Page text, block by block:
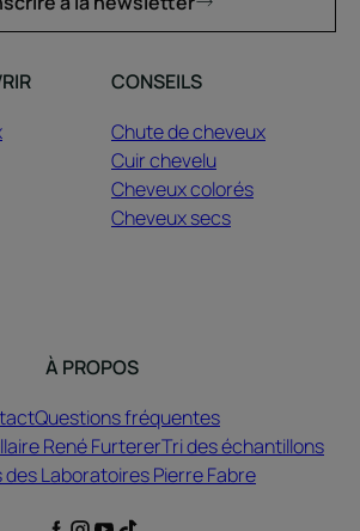
CONSEILS
Chute de cheveux
Cuir chevelu
Cheveux colorés
Cheveux secs
À PROPOS
Questions fréquentes
René FurtererTri des échantillons
des Laboratoires Pierre Fabre